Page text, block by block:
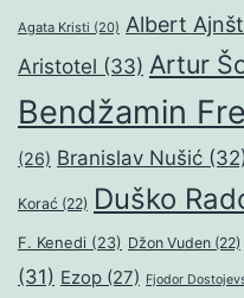
Agata Kristi (20) Albert
Aristotel (33) Artur
Bendžamin
(26) Branislav Nušić
Korać (22) Duško
F. Kenedi (23) Džon Vuden (22)
(31) Ezop (27) Fjodor